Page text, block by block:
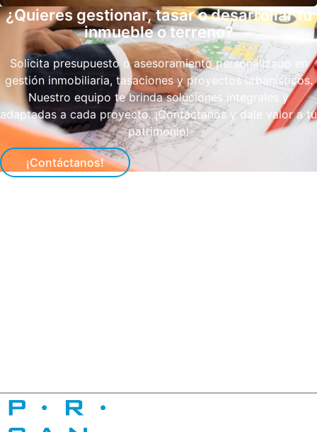
¿Quieres gestionar, tasar o desarrollar tu
inmueble o terreno?
Solicita presupuesto o asesoramiento personalizado en
gestión inmobiliaria, tasaciones y proyectos urbanísticos.
Nuestro equipo te brinda soluciones integrales y
adaptadas a cada proyecto. ¡Contáctanos y dale valor a tu
patrimonio!
¡Contáctanos!